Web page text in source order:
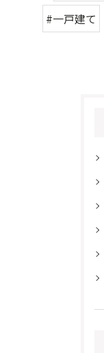
#一戸建て